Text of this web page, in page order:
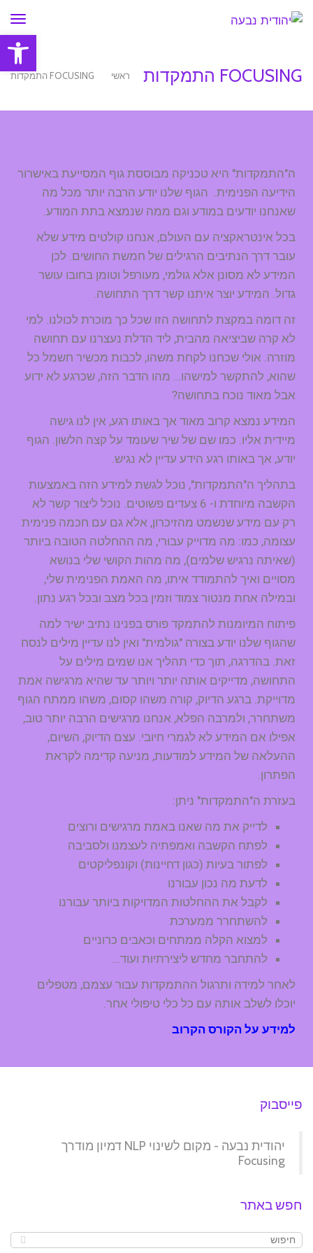
פתח
FOCUSING התמקדות ראשי FOCUSING התמקדות
ה"התמקדות" היא טכניקה מבוססת גוף המסייעת באישרור
הידיעה הפנימית. הגוף שלנו יודע הרבה יותר מכל מה
שאנחנו יודעים במודע וגם ממה שנמצא בתת המודע.
בכל אינטראקציה עם העולם, אנחנו קולטים מידע שלא
עובר דרך הנתיבים הרגילים של חמשת החושים. לכן
המידע לא מסונן אלא גולמי, מעורפל וטומן בחובו עושר
גדול. המידע יוצר איתנו קשר דרך התחושה.
זה דומה במקצת לתחושה הזו שכל כך מוכרת לכולנו. למי
לא קרה שביציאה מהבית, ליד הדלת נעצרנו עם תחושה
מוזרה. אולי שכחנו לקחת משהו, לכבות מכשיר חשמל כל
שהוא, להתקשר למישהו… מהו הדבר הזה, שכרגע לא ידוע
אבל מאוד נוכח בתחושה?
המידע נמצא קרוב מאוד אך באותו רגע, אין לנו גישה
מיידית אליו. כמו שם של שיר שעומד על קצה הלשון. הגוף
יודע, אך באותו רגע הידע עדיין לא נגיש.
בתהליך ה"התמקדות", נוכל לגשת למידע הזה באמצעות
הקשבה מיוחדת ו- 6 צעדים פשוטים. נוכל ליצור קשר לא
רק עם מידע שנשמט מהזיכרון, אלא גם עם חכמה פנימית
עצומה, כמו: מה מדוייק עבורי, מה ההחלטה הטובה ביותר
(שאיתה נרגיש שלמים), מה מהות הקושי שלי בנושא
מסויים ואיך להתמודד איתו, מה האמת הפנימית שלי,
ובמילה אחת מנטור צמוד וזמין בכל מצב ובכל רגע נתון.
פיתוח המיומנות להתמקד פורס בפנינו נתיב ישיר למה
שהגוף שלנו יודע בצורה "גולמית" ואין לנו עדיין מילים לנסח
זאת. בהדרגה, תוך כדי תהליך אנו שמים מילים על
התחושה, מדייקים אותה יותר ויותר עד שהיא מרגישה אמת
מדוייקת. ברגע הדיוק, קורה משהו קסום, משהו ממתח הגוף
משתחרר, ולמרבה הפלא, אנחנו מרגישים הרבה יותר טוב,
אפילו אם המידע לא לגמרי חיובי. עצם הדיוק, השיום,
ההעלאה של המידע למודעות, מניעה קדימה לקראת
הפתרון.
בעזרת ה"התמקדות" ניתן:
לדייק את מה שאנו באמת מרגישים ורוצים
לפתח הקשבה ואמפתיה לעצמנו ולסביבה
לפתור בעיות (כגון דחיינות) וקונפליקטים
לדעת מה נכון עבורנו
לקבל את ההחלטות המדויקות ביותר עבורנו
להשתחרר ממערכת
למצוא הקלה ממתחים וכאבים כרוניים
להתחבר מחדש ליצירתיות ועוד…
לאחר למידה ותרגול ההתמקדות עבור עצמם, מטפלים
יוכלו לשלב אותה עם כל כלי טיפולי אחר.
למידע על הקורס הקרוב
פייסבוק
‏יהודית נבעה - מקום לשינוי NLP דמיון מודרך
Focusing‏
חפש באתר